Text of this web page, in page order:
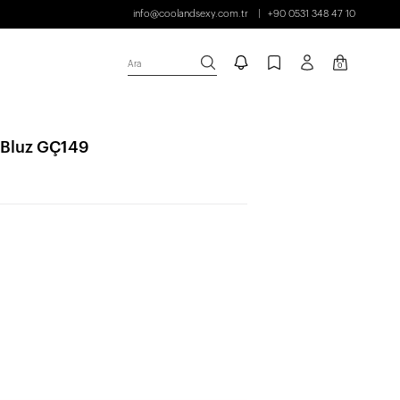
info@coolandsexy.com.tr +90 0531 348 47 10
Ara 0
GÇ149